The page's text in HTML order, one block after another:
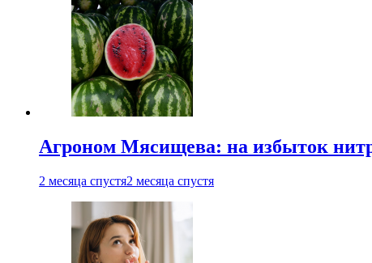
Агроном Мясищева: на избыток
2 месяца спустя2 месяца спустя